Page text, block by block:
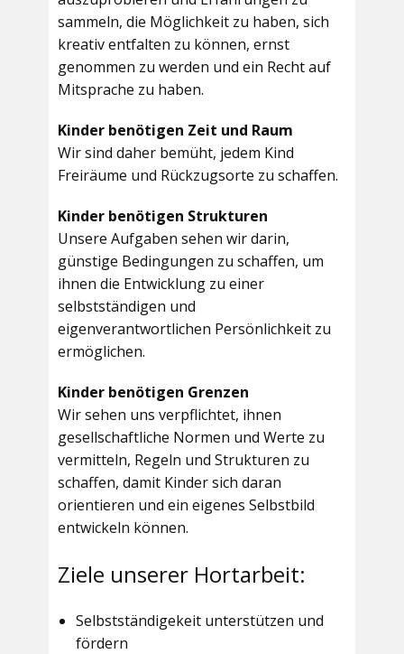
sammeln, die Möglichkeit zu haben, sich
kreativ entfalten zu können, ernst
genommen zu werden und ein Recht auf
Mitsprache zu haben.
Kinder benötigen Zeit und Raum
Wir sind daher bemüht, jedem Kind
Freiräume und Rückzugsorte zu schaffen.
Kinder benötigen Strukturen
Unsere Aufgaben sehen wir darin,
günstige Bedingungen zu schaffen, um
ihnen die Entwicklung zu einer
selbstständigen und
eigenverantwortlichen Persönlichkeit zu
ermöglichen.
Kinder benötigen Grenzen
Wir sehen uns verpflichtet, ihnen
gesellschaftliche Normen und Werte zu
vermitteln, Regeln und Strukturen zu
schaffen, damit Kinder sich daran
orientieren und ein eigenes Selbstbild
entwickeln können.
Ziele unserer Hortarbeit:
Selbstständigekeit unterstützen und
fördern